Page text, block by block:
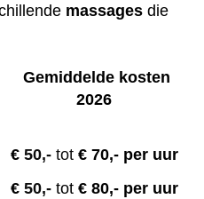
massages die
Gemiddelde kosten
2026
€ 50,- tot € 70,- per uur
€ 50,- tot € 80,- per uur